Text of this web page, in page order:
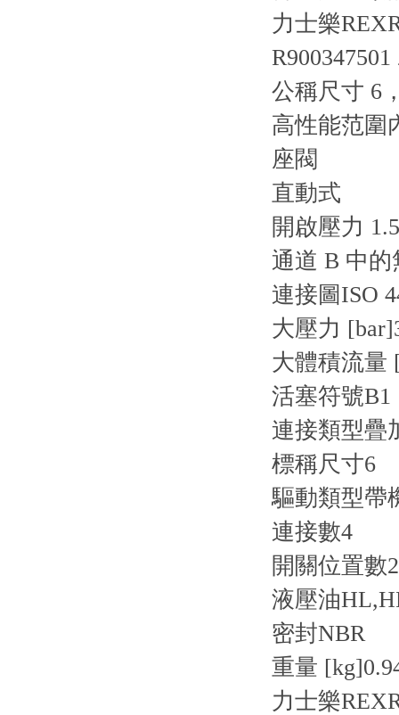
力士樂
公稱尺寸 6
高性能范圍
座閥
直動式
開啟壓力
通道 B 中
連接圖ISO
大壓力 [bar]
大體積流量
活塞符號
連接類型疊
標稱尺寸6
驅動類型帶
連接數4
開關位置數2
液壓油
密封NBR
重量 [kg]
力士樂